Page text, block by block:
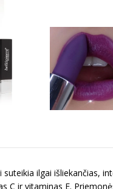
suteikia ilgai išliekančias,
C ir vitaminas E.